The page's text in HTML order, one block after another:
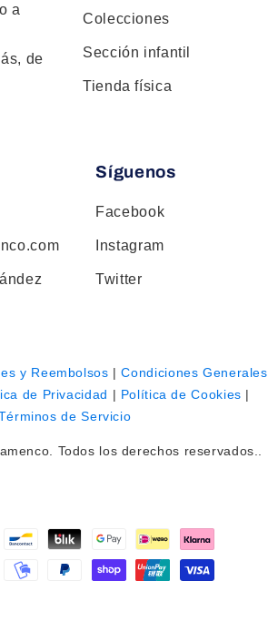
a
de
Colecciones
Sección infantil
Tienda física
Síguenos
Facebook
Instagram
Twitter
y Reembolsos |Condiciones Generales
de Privacidad | Política de Cookies |
de Servicio
Todos los derechos reservados..